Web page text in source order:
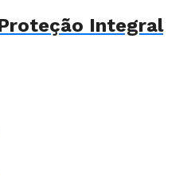
Integral